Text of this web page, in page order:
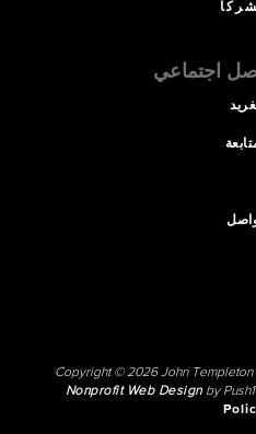
اجتماعي
Copyright © 2026 John
Nonprofit Web Designby